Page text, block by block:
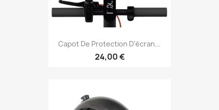
Capot De Protection D'écran...
24,00 €